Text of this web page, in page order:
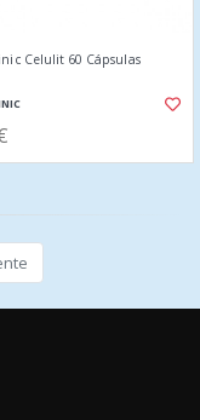
Celulit 60 Cápsulas